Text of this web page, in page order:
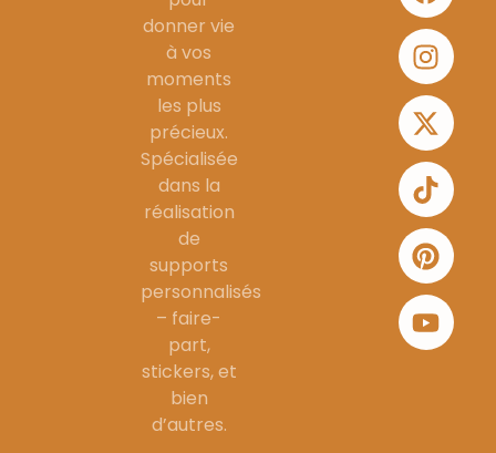
donner vie
à vos
moments
les plus
précieux.
Spécialisée
dans la
réalisation
de
supports
personnalisés
– faire-
part,
stickers, et
bien
d’autres.